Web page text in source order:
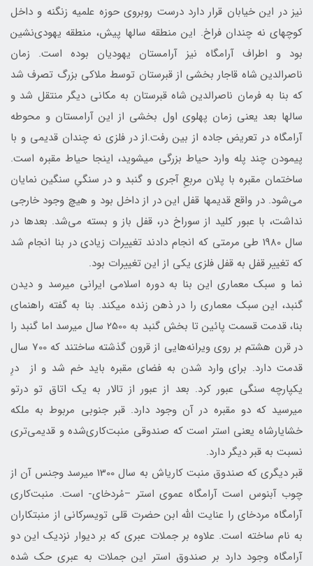
نیز در این خیابان قرار دارد درست روبروی حوزه علمیه زنگنه و داخل
کوچه‎ای نه چندان فراخ. این منطقه سال‏ها پیش، منطقه یهودی‌نشین
بود و اطراف آرامگاه نیز آرامستان یهودیان بوده است. زمان
ناصرالدین شاه قاجار بخشی از قبرستان توسط ملاکی بزرگ تصرف شد
که بنا به فرمان ناصرالدین شاه قبرستان به مکانی دیگر منتقل شد و
سال‎ها بعد یعنی زمان پهلوی اول بخشی از این آرامستان و محوطه
آرامگاه در تعریض جاده از بین رفت.از در فلزی نه چندان قدیمی و با
پیمودن چند پله وارد حیاط بزرگی می‎شوید، این‎جا حیاط مقبره است.
ساختمان مقبره با پلان مربعِ آجری و گنبد و در سنگیِ سنگین نمایان
می‌شود. در واقع قدیم‎ها قفل این در از داخل بود و هیچ وجود خارجی
نداشت، با عبور کلید از سوراخ در، قفل باز و بسته می‌شد. بعدها در
سال 1980 طی مرمتی که انجام دادند تغییرات زیادی در بنا انجام شد
که تغییر قفل به قفل فلزی یکی از این تغییرات بود.
نما و سبک معماری این بنا به دوره اسلامی ایرانی می‎رسد و دیدن
گنبد، این سبک معماری را در ذهن زنده می‎کند. بنا به گفته راهنمای
بنا، قدمت قسمت پائین تا بخش گنبد به 2500 سال می‎رسد اما گنبد را
در قرن هشتم بر روی ویرانه‌هایی از قرون گذشته ساختند که 700 سال
قدمت دارد. برای وارد شدن به فضای مقبره باید خم شد و از درِ
یکپارچه سنگی عبور کرد. بعد از عبور از تالار به یک اتاق تو درتو
می‎رسید که دو مقبره در آن وجود دارد. قبر جنوبی مربوط به ملکه
خشایارشاه یعنی استر است که صندوقی منبت‌کاری‌شده و قدیمی‌تری
نسبت به قبر دیگر دارد.
قبر دیگری که صندوق منبت کاری‎اش به سال 1300 می‎رسد وجنس آن از
چوب آبنوس است آرامگاه عموی استر –مُردخای- است. منبت‌کاری
آرامگاه مردخای را عنایت الله ابن حضرت قلی تویسرکانی از منبت‎کاران
به نام ساخته است. علاوه بر جملات عبری که بر دیوار نزدیک این دو
آرامگاه وجود دارد بر صندوق استر این جملات به عبری حک شده